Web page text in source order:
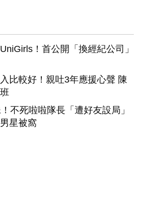
！首公開「換經紀公司」
比較好！親吐3年應援心聲 陳
不死啦啦隊長「遭好友設局」
星被窩